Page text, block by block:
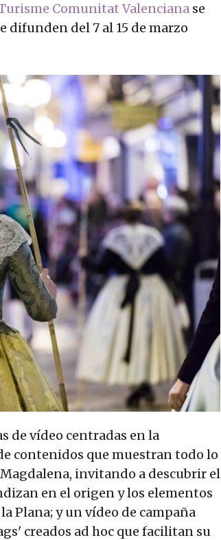
Comunitat Valenciana se
difunden del 7 al 15 de marzo
de vídeo centradas en la
contenidos que muestran todo lo
invitando a descubrir el
en el origen y los elementos
Plana; y un vídeo de campaña
creados ad hoc que facilitan su